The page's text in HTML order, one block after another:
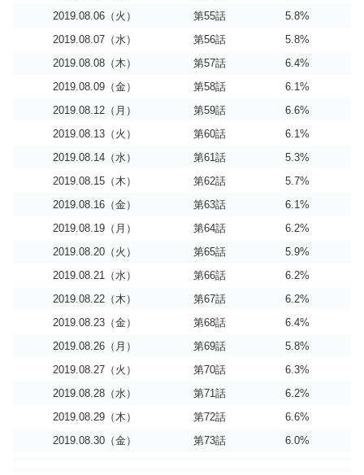
2019.08.06（火）
第55話
5.8%
2019.08.07（水）
第56話
5.8%
2019.08.08（木）
第57話
6.4%
2019.08.09（金）
第58話
6.1%
2019.08.12（月）
第59話
6.6%
2019.08.13（火）
第60話
6.1%
2019.08.14（水）
第61話
5.3%
2019.08.15（木）
第62話
5.7%
2019.08.16（金）
第63話
6.1%
2019.08.19（月）
第64話
6.2%
2019.08.20（火）
第65話
5.9%
2019.08.21（水）
第66話
6.2%
2019.08.22（木）
第67話
6.2%
2019.08.23（金）
第68話
6.4%
2019.08.26（月）
第69話
5.8%
2019.08.27（火）
第70話
6.3%
2019.08.28（水）
第71話
6.2%
2019.08.29（木）
第72話
6.6%
2019.08.30（金）
第73話 6.0%